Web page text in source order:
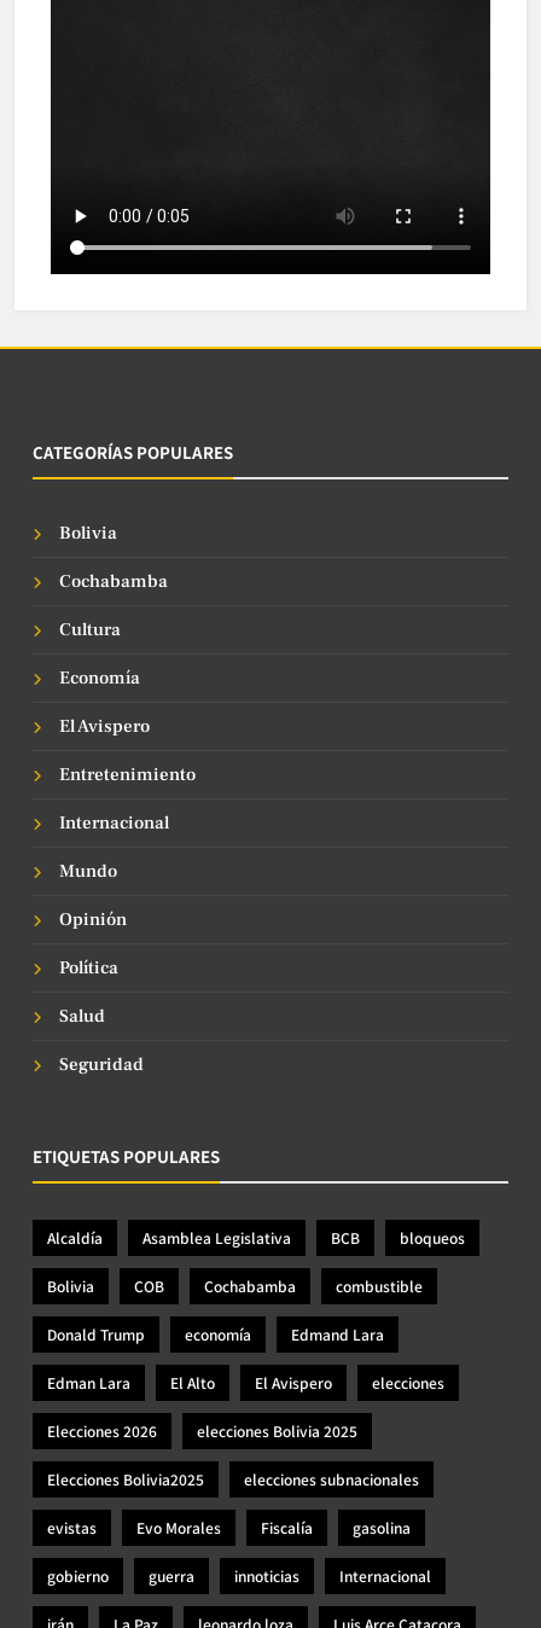
CATEGORÍAS POPULARES
Bolivia
Cochabamba
Cultura
Economía
El Avispero
Entretenimiento
Internacional
Mundo
Opinión
Política
Salud
Seguridad
ETIQUETAS POPULARES
Alcaldía Asamblea Legislativa BCB bloqueos
Bolivia COB Cochabamba combustible
Donald Trump economía Edmand Lara
Edman Lara El Alto El Avispero elecciones
Elecciones 2026 elecciones Bolivia 2025
Elecciones Bolivia2025 elecciones subnacionales
evistas Evo Morales Fiscalía gasolina
gobierno guerra innoticias Internacional
irán La Paz leonardo loza Luis Arce Catacora